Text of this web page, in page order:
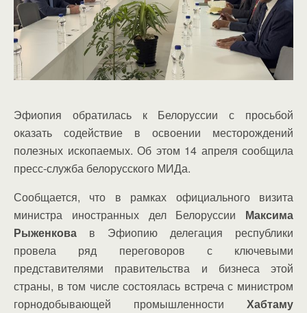
Эфиопия обратилась к Белоруссии с просьбой
оказать содействие в освоении месторождений
полезных ископаемых. Об этом 14 апреля сообщила
пресс-служба белорусского МИДа.
Сообщается, что в рамках официального визита
министра иностранных дел Белоруссии Максима
Рыженкова в Эфиопию делегация республики
провела ряд переговоров с ключевыми
представителями правительства и бизнеса этой
страны, в том числе состоялась встреча с министром
горнодобывающей промышленности Хабтаму